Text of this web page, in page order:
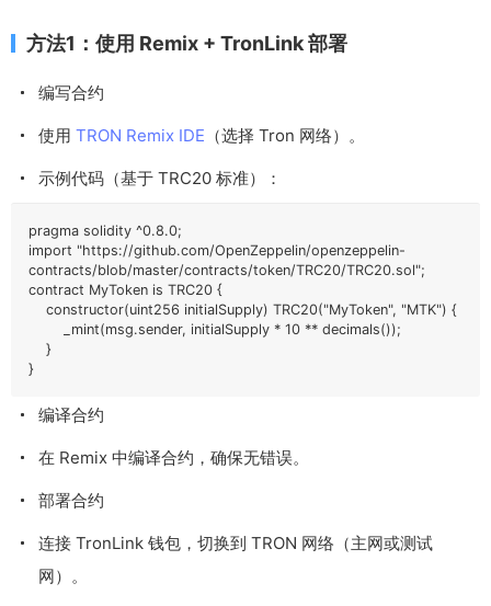
方法1：使用 Remix + TronLink 部署
编写合约
使用 TRON Remix IDE （选择 Tron 网络）。
示例代码（基于 TRC20 标准）：
pragma solidity ^0.8.0;
import "https://github.com/OpenZeppelin/openzeppelin-
contracts/blob/master/contracts/token/TRC20/TRC20.sol";
contract MyToken is TRC20 {
constructor(uint256 initialSupply) TRC20("MyToken", "MTK") {
_mint(msg.sender, initialSupply * 10 ** decimals());
}
}
编译合约
在 Remix 中编译合约，确保无错误。
部署合约
连接 TronLink 钱包，切换到 TRON 网络（主网或测试
网）。